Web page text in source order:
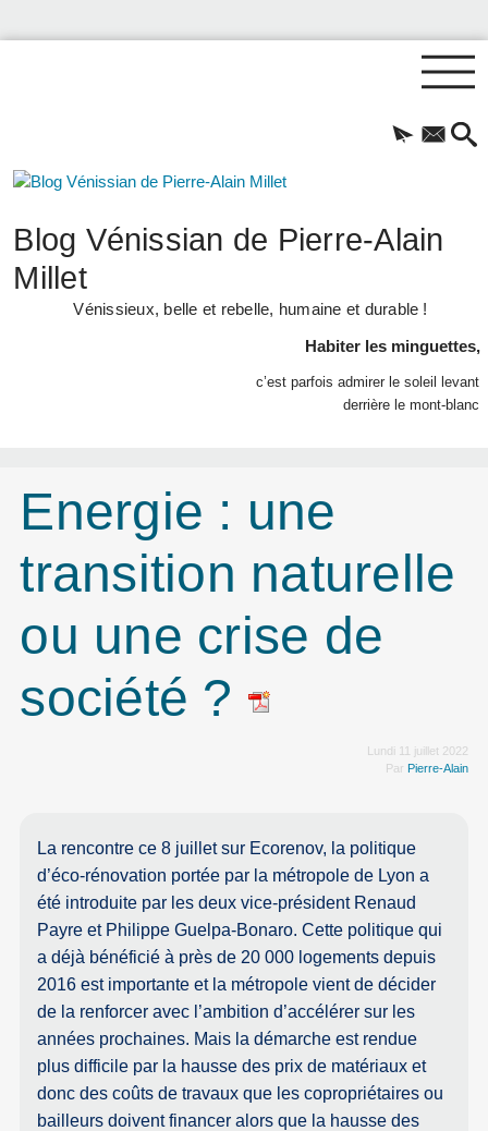
Blog Vénissian de Pierre-Alain
Millet
Vénissieux, belle et rebelle, humaine et durable !
Habiter les minguettes,
c’est parfois admirer le soleil levant
derrière le mont-blanc
Energie : une
transition naturelle
ou une crise de
société ?
Lundi 11 juillet 2022
Par Pierre-Alain
La rencontre ce 8 juillet sur Ecorenov, la politique
d’éco-rénovation portée par la métropole de Lyon a
été introduite par les deux vice-président Renaud
Payre et Philippe Guelpa-Bonaro. Cette politique qui
a déjà bénéficié à près de 20 000 logements depuis
2016 est importante et la métropole vient de décider
de la renforcer avec l’ambition d’accélérer sur les
années prochaines. Mais la démarche est rendue
plus difficile par la hausse des prix de matériaux et
donc des coûts de travaux que les copropriétaires ou
bailleurs doivent financer alors que la hausse des